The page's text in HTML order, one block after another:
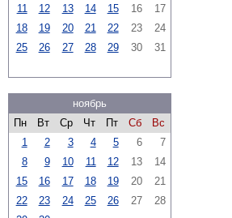
11
12 13 14 15 16
17
18
19 20 21 22 23
24
25
26 27 28 29 30 31
ноябрь
Пн
Вт Ср Чт Пт Сб
Вс
1
2 3 4 5 6
7
8
9 10 11 12 13
14
15
16 17 18 19 20
21
22
23 24 25 26 27
28